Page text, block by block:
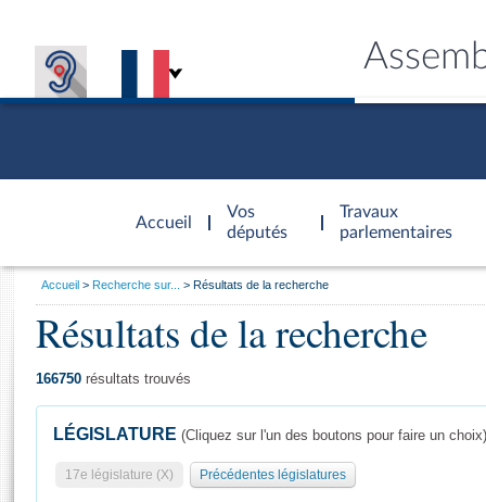
Accueil
d'accueil
Vos
députés
Travaux
parlementaires
Général
Vous
Accueil Recherche sur... Résultats de la recherche
Résultats de la recherche
166750 résultats trouvés
LÉGISLATURE (Cliquez sur l'un des boutons pour faire un choix)
17e législature (X) Précédentes législatures